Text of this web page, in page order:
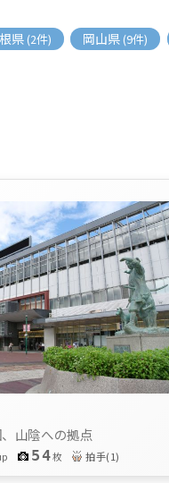
県 (2件) 岡山県 (9件)
山陰への拠点
54枚 拍手(1)